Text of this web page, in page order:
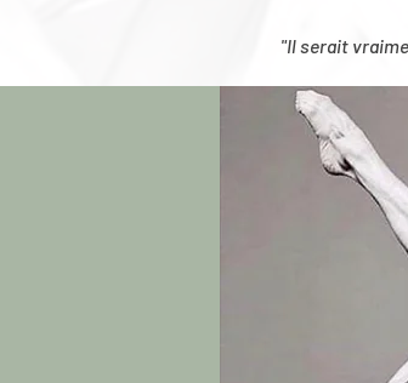
"Il serait